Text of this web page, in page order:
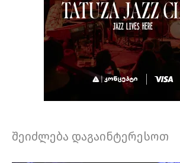
შეიძლება დაგაინტერესოთ